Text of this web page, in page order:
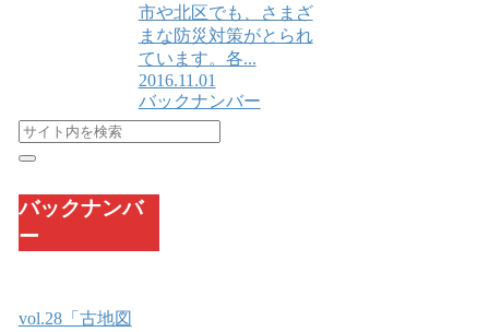
市や北区でも、さまざ
まな防災対策がとられ
ています。各...
2016.11.01
バックナンバー
バックナンバ
ー
vol.28「古地図